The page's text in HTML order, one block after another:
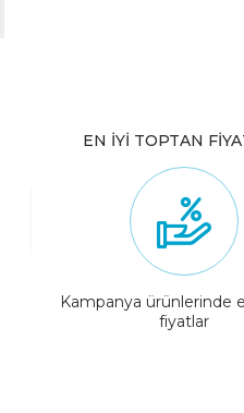
EN İYİ TOPTAN
Kampanya ürünlerinde
fiyatlar